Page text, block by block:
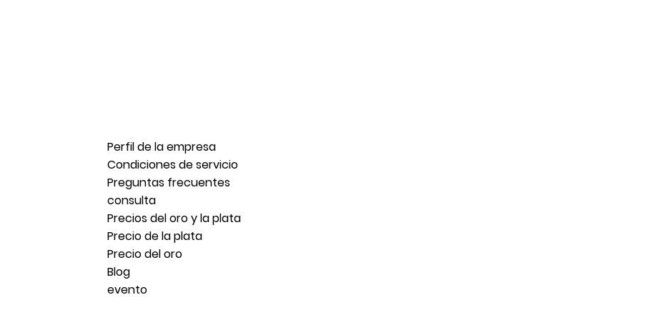
Perfil de la empresa
Condiciones de servicio
Preguntas frecuentes
consulta
Precios del oro y la plata
Precio de la plata
Precio del oro
Blog
evento